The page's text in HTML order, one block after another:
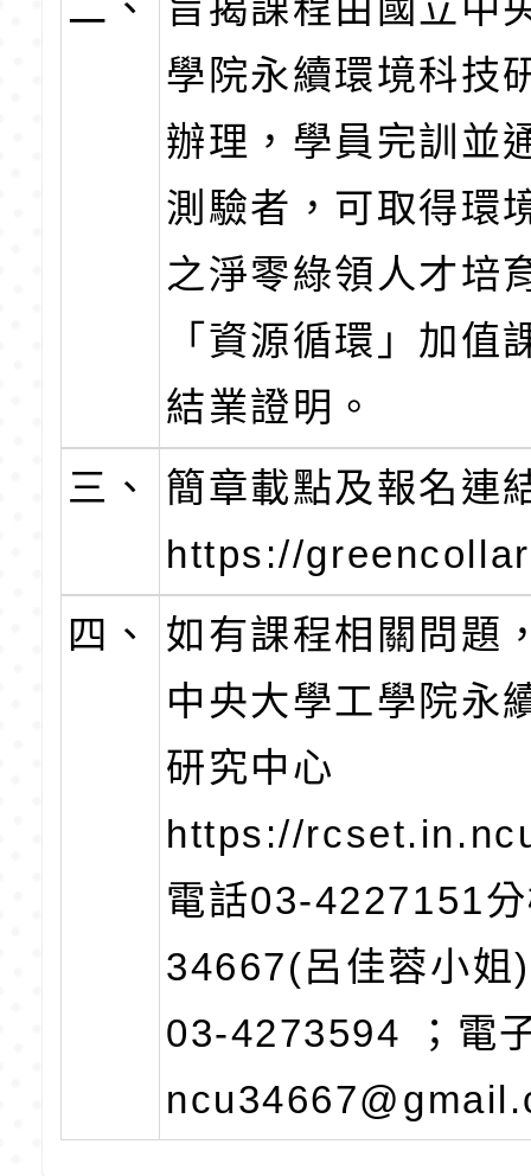
二、
旨揭課程由國立中
學院永續環境科技
辦理，學員完訓並
測驗者，可取得環
之淨零綠領人才培
「資源循環」加值
結業證明。
三、
簡章載點及報名連
https://
四、
如有課程相關問題
中央大學工學院永
研究中心
https://
電話03-4227151
34667(呂佳蓉小姐
03-4273594 ；電